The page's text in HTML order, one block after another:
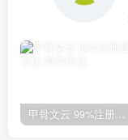
甲骨文云 99%注册通过方法